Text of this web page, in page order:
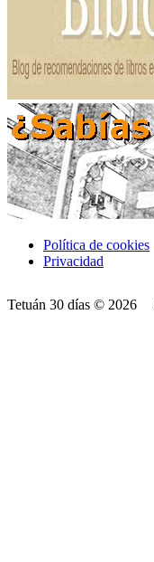
Política de cookies
Privacidad
Tetuán 30 días © 2026